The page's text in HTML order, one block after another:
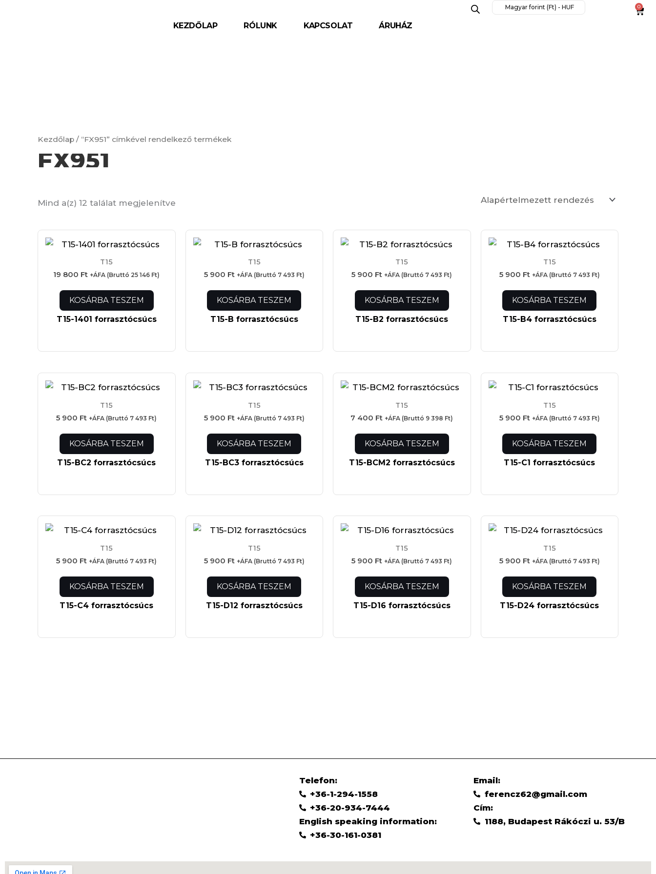
KEZDŐLAP RÓLUNK KAPCSOLAT ÁRUHÁZ
Magyar forint (Ft) - HUF 0
Cart
Kezdőlap / “FX951” címkével rendelkező termékek
FX951
Mind a(z) 12 találat megjelenítve
T15
19 800 Ft +ÁFA (Bruttó 25 146 Ft)
KOSÁRBA TESZEM
T15-1401 forrasztócsúcs
T15
5 900 Ft +ÁFA (Bruttó 7 493 Ft)
KOSÁRBA TESZEM
T15-B forrasztócsúcs
T15
5 900 Ft +ÁFA (Bruttó 7 493 Ft)
KOSÁRBA TESZEM
T15-B2 forrasztócsúcs
T15
5 900 Ft +ÁFA (Bruttó 7 493 Ft)
KOSÁRBA TESZEM
T15-B4 forrasztócsúcs
T15
5 900 Ft +ÁFA (Bruttó 7 493 Ft)
KOSÁRBA TESZEM
T15-BC2 forrasztócsúcs
T15
5 900 Ft +ÁFA (Bruttó 7 493 Ft)
KOSÁRBA TESZEM
T15-BC3 forrasztócsúcs
T15
7 400 Ft +ÁFA (Bruttó 9 398 Ft)
KOSÁRBA TESZEM
T15-BCM2 forrasztócsúcs
T15
5 900 Ft +ÁFA (Bruttó 7 493 Ft)
KOSÁRBA TESZEM
T15-C1 forrasztócsúcs
T15
5 900 Ft +ÁFA (Bruttó 7 493 Ft)
KOSÁRBA TESZEM
T15-C4 forrasztócsúcs
T15
5 900 Ft +ÁFA (Bruttó 7 493 Ft)
KOSÁRBA TESZEM
T15-D12 forrasztócsúcs
T15
5 900 Ft +ÁFA (Bruttó 7 493 Ft)
KOSÁRBA TESZEM
T15-D16 forrasztócsúcs
T15
5 900 Ft +ÁFA (Bruttó 7 493 Ft)
KOSÁRBA TESZEM
T15-D24 forrasztócsúcs
Telefon:
+36-1-294-1558
+36-20-934-7444
English speaking information:
+36-30-161-0381
Email:
ferencz62@gmail.com
Cím:
1188, Budapest Rákóczi u. 53/B